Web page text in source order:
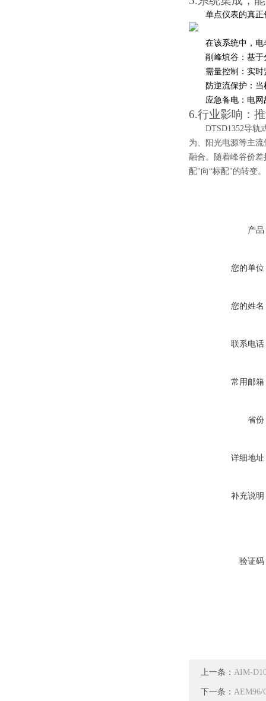
单点仪表的真正
在该系统中，
削峰填谷：基
需量控制：实
防逆流保护：
应急备电：电
6.行业影响：
DTSD1352导轨
为、阳光电源等主
融合。随着峰谷价
配"向“标配"的转变。
产品
您的单位
您的姓名
联系电话
常用邮箱
省份
详细地址
补充说明
验证码
上一条： AIM-
下一条： AEM96/